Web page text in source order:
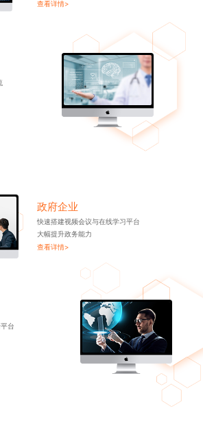
查看详情>
政府企业
快速搭建视频会议与在线学习平台
大幅提升政务能力
查看详情>
台